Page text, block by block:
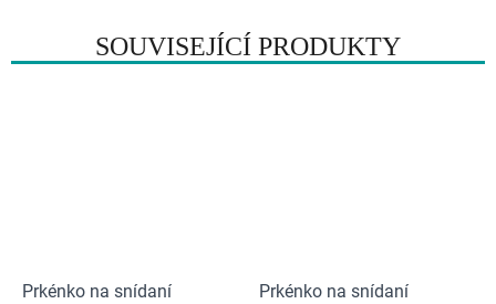
SOUVISEJÍCÍ PRODUKTY
Prkénko na snídaní
Prkénko na snídaní